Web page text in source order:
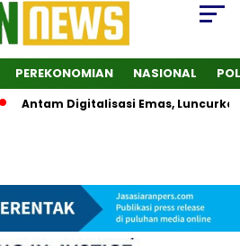
PEREKONOMIAN NASIONAL
Antam Digitalisasi Emas, Luncurkan